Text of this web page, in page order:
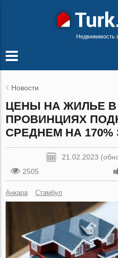
Недвижимость
Новости
ЦЕНЫ НА ЖИЛЬЕ
ПРОВИНЦИЯХ
СРЕДНЕМ НА 170%
21.02.2023
2505
Анкара Стамбул